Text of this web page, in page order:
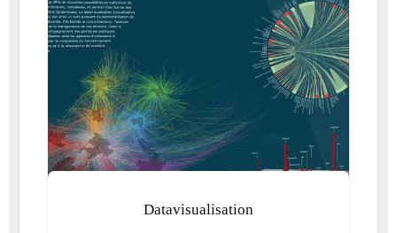
Datavisualisation